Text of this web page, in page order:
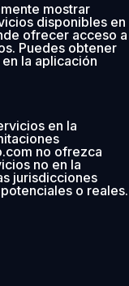
días
mostrar
disponibles en
ofrecer acceso a
Puedes obtener
la aplicación
en la
no ofrezca
no en la
jurisdicciones
o reales.